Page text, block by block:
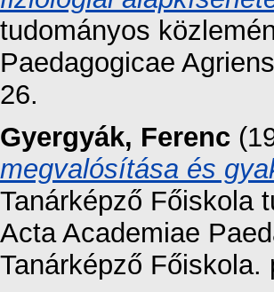
tudományos
Paedagogicae
26.
Gyergyák, Ferenc
megvalósítása és
Tanárképző Főiskola
Acta Academiae
Tanárképző Főiskola.